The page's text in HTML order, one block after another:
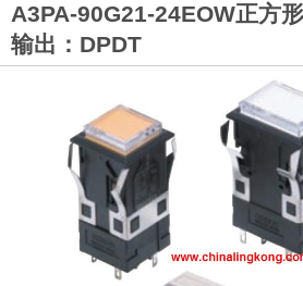
A3PA-90G21-24EOW正方
输出：DPDT